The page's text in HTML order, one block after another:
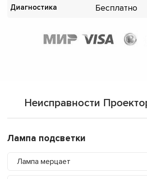
Диагностика Бесплатно
Неисправности
Лампа подсветки
Лампа мерцает